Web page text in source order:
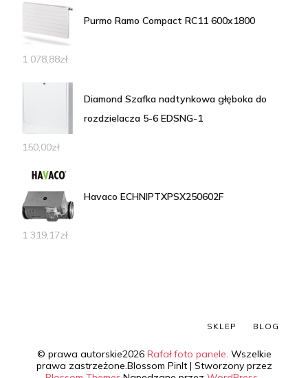
Purmo Ramo Compact RC11 600x1800
1 078,88zł
Diamond Szafka nadtynkowa głęboka do
rozdzielacza 5-6 EDSNG-1
150,00zł
Havaco ECHNIPTXPSX250602F
1 319,17zł
© prawa autorskie2026 Rafał foto panele. Wszelkie
prawa zastrzeżone.Blossom PinIt | Stworzony przez
SKLEP BLOG